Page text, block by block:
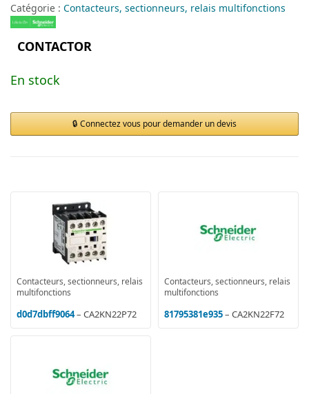
Catégorie : Contacteurs, sectionneurs, relais multifonctions
CONTACTOR
En stock
Connectez vous pour demander un devis
Contacteurs, sectionneurs, relais
multifonctions
d0d7dbff9064– CA2KN22P72
Contacteurs, sectionneurs, relais
multifonctions
81795381e935– CA2KN22F72